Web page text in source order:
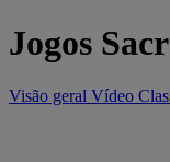
Jogos
Visão geral Vídeo